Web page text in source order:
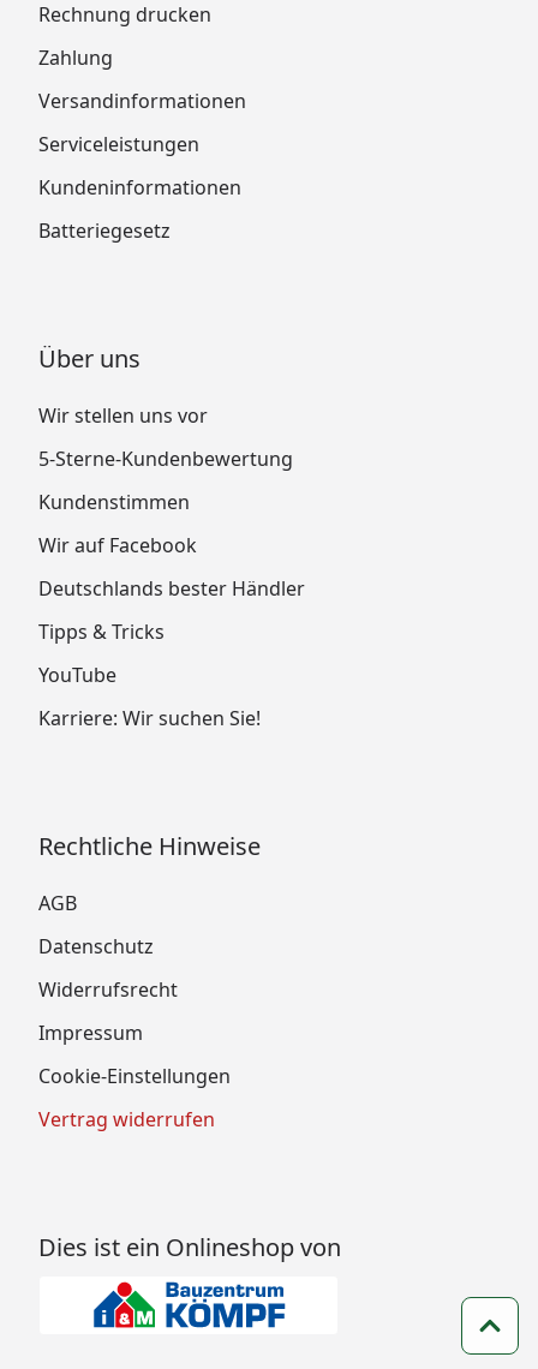
Rechnung drucken
Zahlung
Versandinformationen
Serviceleistungen
Kundeninformationen
Batteriegesetz
Über uns
Wir stellen uns vor
5-Sterne-Kundenbewertung
Kundenstimmen
Wir auf Facebook
Deutschlands bester Händler
Tipps & Tricks
YouTube
Karriere: Wir suchen Sie!
Rechtliche Hinweise
AGB
Datenschutz
Widerrufsrecht
Impressum
Cookie-Einstellungen
Vertrag widerrufen
Dies ist ein Onlineshop von